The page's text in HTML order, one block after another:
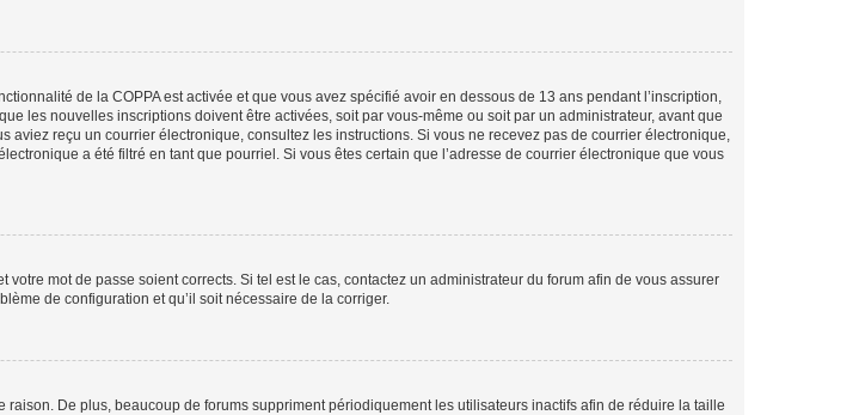
de la COPPA est activée et que vous avez spécifié avoir en dessous de 13 ans pendant l’inscription,
les nouvelles inscriptions doivent être activées, soit par vous-même ou soit par un administrateur, avant que
reçu un courrier électronique, consultez les instructions. Si vous ne recevez pas de courrier électronique,
a été filtré en tant que pourriel. Si vous êtes certain que l’adresse de courrier électronique que vous
mot de passe soient corrects. Si tel est le cas, contactez un administrateur du forum afin de vous assurer
de configuration et qu’il soit nécessaire de la corriger.
De plus, beaucoup de forums suppriment périodiquement les utilisateurs inactifs afin de réduire la taille